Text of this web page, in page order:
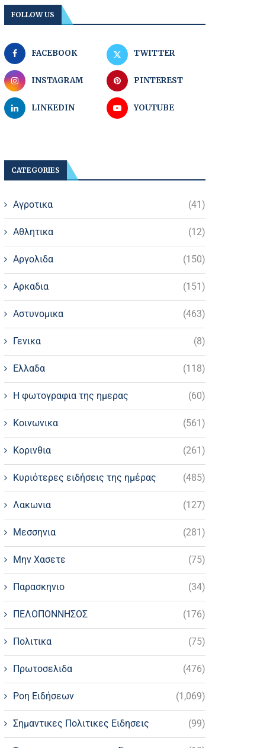
FOLLOW US
FACEBOOK TWITTER
INSTAGRAM PINTEREST
LINKEDIN YOUTUBE
CATEGORIES
Αγροτικα (41)
Αθλητικα (12)
Αργολιδα (150)
Αρκαδια (151)
Αστυνομικα (463)
Γενικα (8)
Ελλαδα (118)
Η φωτογραφια της ημερας (60)
Κοινωνικα (561)
Κορινθια (261)
Κυριότερες ειδήσεις της ημέρας (485)
Λακωνια (127)
Μεσσηνια (281)
Μην Χασετε (75)
Παρασκηνιο (34)
ΠΕΛΟΠΟΝΝΗΣΟΣ (176)
Πολιτικα (75)
Πρωτοσελιδα (476)
Ροη Ειδήσεων (1,069)
Σημαντικες Πολιτικες Ειδησεις (99)